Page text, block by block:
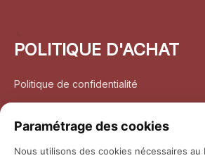
POLITIQUE D'ACHAT
Politique de confidentialité
Paramétrage des cookies
Nous utilisons des cookies nécessaires